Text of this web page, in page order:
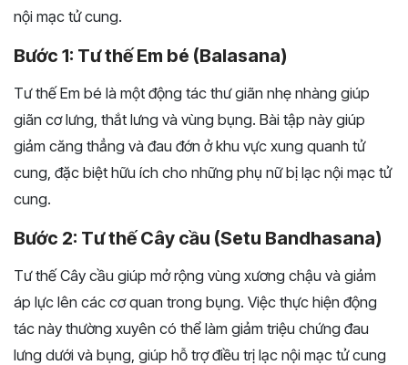
nội mạc tử cung.
Bước 1: Tư thế Em bé (Balasana)
Tư thế Em bé là một động tác thư giãn nhẹ nhàng giúp
giãn cơ lưng, thắt lưng và vùng bụng. Bài tập này giúp
giảm căng thẳng và đau đớn ở khu vực xung quanh tử
cung, đặc biệt hữu ích cho những phụ nữ bị lạc nội mạc tử
cung.
Bước 2: Tư thế Cây cầu (Setu Bandhasana)
Tư thế Cây cầu giúp mở rộng vùng xương chậu và giảm
áp lực lên các cơ quan trong bụng. Việc thực hiện động
tác này thường xuyên có thể làm giảm triệu chứng đau
lưng dưới và bụng, giúp hỗ trợ điều trị lạc nội mạc tử cung